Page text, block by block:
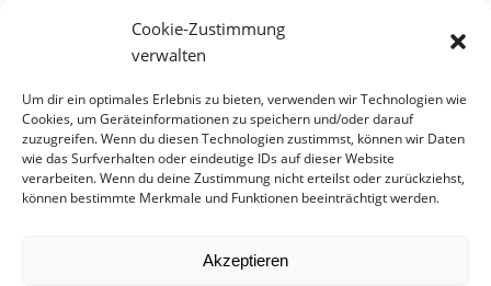
Cookie-Zustimmung
verwalten
Um dir ein optimales Erlebnis zu bieten, verwenden wir Technologien wie
Cookies, um Geräteinformationen zu speichern und/oder darauf
zuzugreifen. Wenn du diesen Technologien zustimmst, können wir Daten
wie das Surfverhalten oder eindeutige IDs auf dieser Website
verarbeiten. Wenn du deine Zustimmung nicht erteilst oder zurückziehst,
können bestimmte Merkmale und Funktionen beeinträchtigt werden.
Akzeptieren
Das Ihmezentrum – Urbanes
Zukunftsprojekt oder
bürgerkriegsähnlicher
Zustand?
19. September 2014
uns nicht, offen um eine Lösung für das Ihme-Zentrum zu